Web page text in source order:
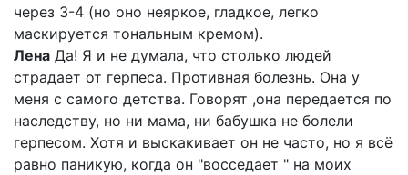
через 3-4 (но оно неяркое, гладкое, легко
маскируется тональным кремом).
Лена Да! Я и не думала, что столько людей
страдает от герпеса. Противная болезнь. Она у
меня с самого детства. Говорят ,она передается по
наследству, но ни мама, ни бабушка не болели
герпесом. Хотя и выскакивает он не часто, но я всё
равно паникую, когда он "восседает " на моих